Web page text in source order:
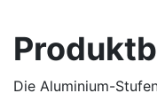
Die Aluminium-